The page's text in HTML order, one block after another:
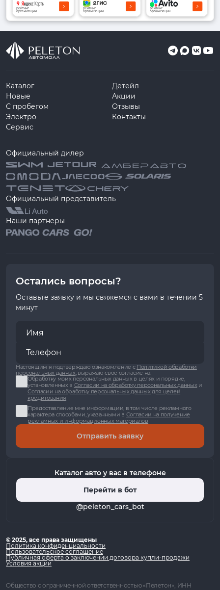
рейтинг
организации
рейтинг
организации
рейтинг
организации
Каталог
Новые
С пробегом
Электро
Сервис
Детейл
Акции
Отзывы
Контакты
Официальный дилер
Официальный представитель
Наши партнеры
Остались вопросы?
Оставьте заявку и мы свяжемся с вами в течении 5
минут
Настоящим я подтверждаю ознакомление с Политикой обработки
персональных данных, выражаю свое согласие на:
Обработку моих персональных данных в целях и порядке,
установленных в Согласии на обработку персональных данныхи
Согласии на обработку персональных данных для целей
кредитования
Предоставление мне информации, в том числе рекламного
характера способами, указанными в Согласии на получение
рекламных и информационных материалов
Отправить заявку
Каталог авто у вас в телефоне
Перейти в бот
@peleton_cars_bot
© 2025, все права защищены
Политика конфиденциальности
Пользовательское соглашение
Публичная оферта о заключении договора купли-продажи
Условия акции
Общество с ограниченной ответственностью «Пелетон», ИНН